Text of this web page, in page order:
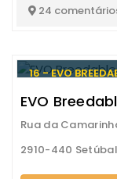
24
16 - EVO
EVO
Rua da
2910-440 Setúbal